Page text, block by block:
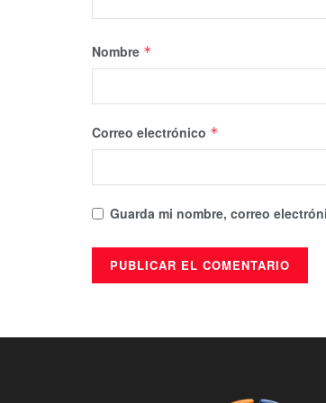
Nombre *
Correo electrónico *
Guarda mi nombre, correo